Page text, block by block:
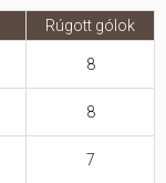
Rúgott gólok
8
8
7